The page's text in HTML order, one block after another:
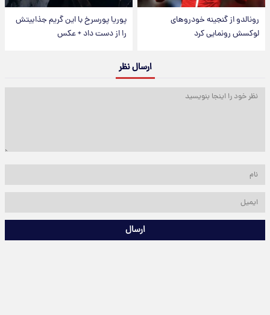
رونالدو از گنجینه خودروهای
لوکسش رونمایی کرد
پوریا پورسرخ با این گریم جذابیتش
را از دست داد + عکس
ارسال نظر
ارسال